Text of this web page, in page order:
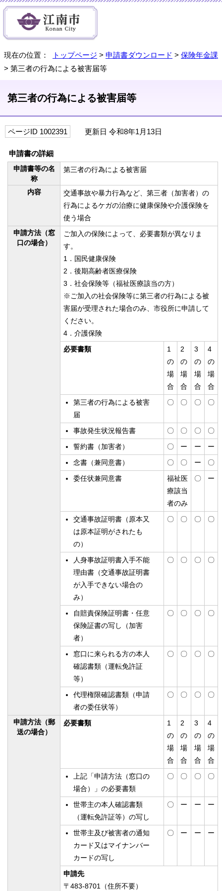
現在の位置： トップページ > 申請書ダウンロード > 保険年金課
> 第三者の行為による被害届等
第三者の行為による被害届等
ページID 1002391 更新日 令和8年1月13日
申請書の詳細
申請書等の名
称
第三者の行為による被害届
内容
交通事故や暴力行為など、第三者（加害者）の
行為によるケガの治療に健康保険や介護保険を
使う場合
申請方法（窓
口の場合）
ご加入の保険によって、必要書類が異なりま
す。
1．国民健康保険
2．後期高齢者医療保険
3．社会保険等（福祉医療該当の方）
※ご加入の社会保険等に第三者の行為による被
害届が受理された場合のみ、市役所に申請して
ください。
4．介護保険
必要書類
1
の
場
合
2
の
場
合
3
の
場
合
4
の
場
合
第三者の行為による被害
届
〇 〇 〇 〇
事故発生状況報告書 〇 〇 〇
〇
誓約書（加害者）
〇 ー ー
ー
念書（兼同意書）
〇 〇 ー
〇
委任状兼同意書
福祉医
療該当
者のみ
〇 ー
交通事故証明書（原本又
は原本証明がされたも
の）
〇 〇 〇 〇
人身事故証明書入手不能
理由書（交通事故証明書
が入手できない場合の
み）
〇 〇 〇 〇
自賠責保険証明書・任意
保険証書の写し（加害
者）
〇 〇 〇 〇
窓口に来られる方の本人
確認書類（運転免許証
等）
〇 〇 〇 〇
代理権限確認書類（申請
者の委任状等）
〇 〇 〇 〇
申請方法（郵
送の場合）
必要書類
1
の
場
合
2
の
場
合
3
の
場
合
4
の
場
合
上記「申請方法（窓口の
場合）」の必要書類
〇 〇 〇 〇
世帯主の本人確認書類
（運転免許証等）の写し
〇 ー ー ー
世帯主及び被害者の通知
カード又はマイナンバー
カードの写し
〇 ー ー ー
申請先
〒483-8701（住所不要）